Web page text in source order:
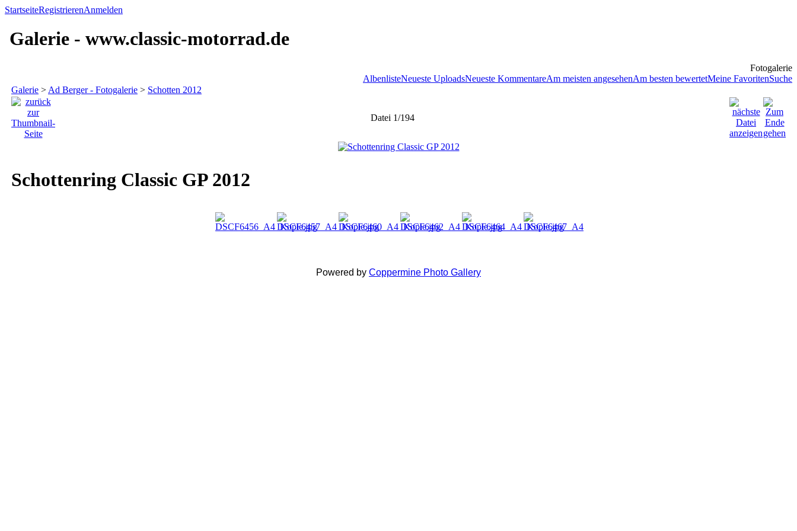
StartseiteRegistrierenAnmelden
Galerie - www.classic-motorrad.de
Fotogalerie
AlbenlisteNeueste UploadsNeueste KommentareAm meisten angesehenAm besten bewertetMeine FavoritenSuche
Galerie > Ad Berger - Fotogalerie > Schotten 2012
Datei 1/194
Schottenring Classic GP 2012
Powered by Coppermine Photo Gallery